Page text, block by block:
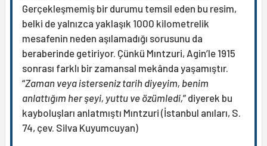
Gerçekleşmemiş bir durumu temsil eden bu resim,
belki de yalnızca yaklaşık 1000 kilometrelik
mesafenin neden aşılamadığı sorusunu da
beraberinde getiriyor. Çünkü Mıntzuri, Agin’le 1915
sonrası farklı bir zamansal mekânda yaşamıştır.
“Zaman veya isterseniz tarih diyeyim, benim
anlattığım her şeyi, yuttu ve özümledi,” diyerek bu
kayboluşları anlatmıştı Mıntzuri (İstanbul anıları, S.
74, çev. Silva Kuyumcuyan)